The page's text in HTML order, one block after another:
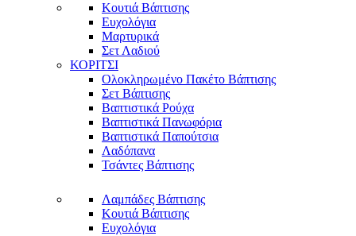
Κουτιά Βάπτισης
Ευχολόγια
Μαρτυρικά
Σετ Λαδιού
ΚΟΡΙΤΣΙ
Ολοκληρωμένο Πακέτο Βάπτισης
Σετ Βάπτισης
Βαπτιστικά Ρούχα
Βαπτιστικά Πανωφόρια
Βαπτιστικά Παπούτσια
Λαδόπανα
Τσάντες Βάπτισης
Λαμπάδες Βάπτισης
Κουτιά Βάπτισης
Ευχολόγια